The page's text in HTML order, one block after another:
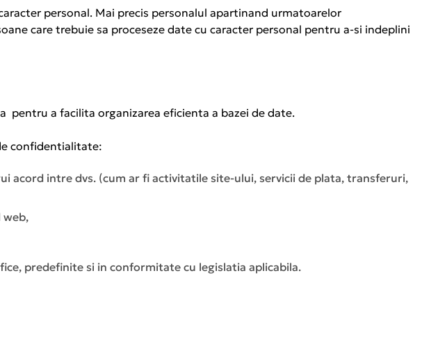
personal. Mai precis personalul apartinand urmatoarelor
care trebuie sa proceseze date cu caracter personal pentru a-si indeplini
pentru a facilita organizarea eficienta a bazei de date.
confidentialitate:
intre dvs. (cum ar fi activitatile site-ului, servicii de plata, transferuri,
web,
predefinite si in conformitate cu legislatia aplicabila.